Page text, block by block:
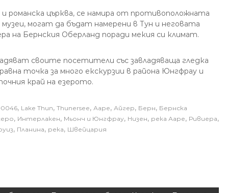
романска църква, се намира от противоположната
могат да бъдат намерени в Тун и неговата
на Бернския Оберланд поради мекия си климат.
своите посетители със завладяваща гледка
точка за много екскурзии в района Юнгфрау и
край на езерото.
, Lake Thun, Thunersee, Ааре, Айгер, Берн, Бернска
, Интерлакен, Мьонч и Юнгфрау, Низен, река Ааре, Ривиера,
, Планина, река, Швейцария